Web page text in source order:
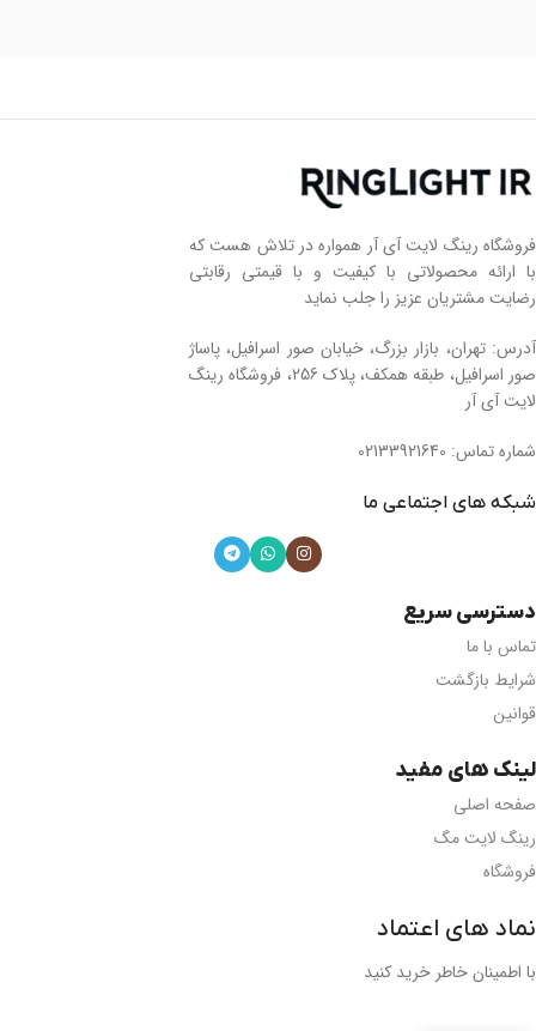
فروشگاه رینگ لایت آی آر همواره در تلاش هست که
با ارائه محصولاتی با کیفیت و با قیمتی رقابتی
رضایت مشتریان عزیز را جلب نماید
آدرس: تهران، بازار بزرگ، خیابان صور اسرافیل، پاساژ
صور اسرافیل، طبقه همکف، پلاک 256، فروشگاه رینگ
لایت آی آر
شماره تماس: 02133921640
شبکه های اجتماعی ما
دسترسی سریع
تماس با ما
شرایط بازگشت
قوانین
لینک های مفید
صفحه اصلی
رینگ لایت مگ
فروشگاه
نماد های اعتماد
با اطمینان خاطر خرید کنید